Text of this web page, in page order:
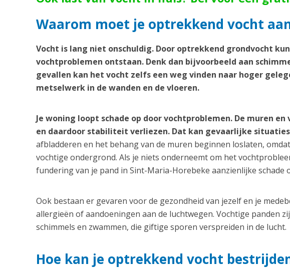
Waarom moet je optrekkend vocht
Vocht is lang niet onschuldig. Door optrekkend grondvocht
vochtproblemen ontstaan. Denk dan bijvoorbeeld aan
gevallen kan het vocht zelfs een weg vinden naar hoger
metselwerk in de wanden en de vloeren.
Je woning loopt schade op door vochtproblemen. De muren
en daardoor stabiliteit verliezen. Dat kan gevaarlijke
afbladderen en het behang van de muren beginnen loslaten,
vochtige ondergrond. Als je niets onderneemt om het
fundering van je pand in Sint-Maria-Horebeke aanzienlijke schade
Ook bestaan er gevaren voor de gezondheid van jezelf en je
allergieën of aandoeningen aan de luchtwegen. Vochtige panden
schimmels en zwammen, die giftige sporen verspreiden in de lucht.
Hoe kan je optrekkend vocht